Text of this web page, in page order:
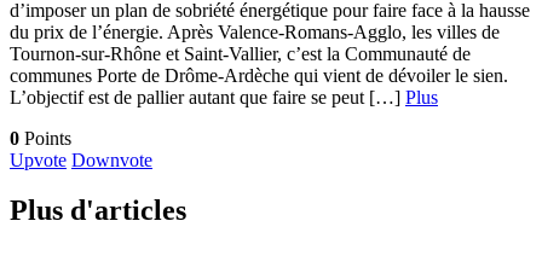
d’imposer un plan de sobriété énergétique pour faire face à la hausse
du prix de l’énergie. Après Valence-Romans-Agglo, les villes de
Tournon-sur-Rhône et Saint-Vallier, c’est la Communauté de
communes Porte de Drôme-Ardèche qui vient de dévoiler le sien.
L’objectif est de pallier autant que faire se peut […] Plus
0 Points
Upvote Downvote
Plus d'articles